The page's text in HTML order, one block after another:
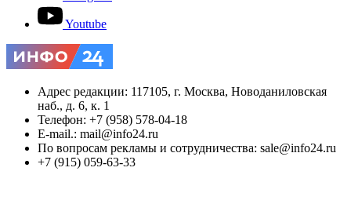
Youtube
Адрес редакции: 117105, г. Москва, Новоданиловская
наб., д. 6, к. 1
Телефон: +7 (958) 578-04-18
E-mail.: mail@info24.ru
По вопросам рекламы и сотрудничества: sale@info24.ru
+7 (915) 059-63-33